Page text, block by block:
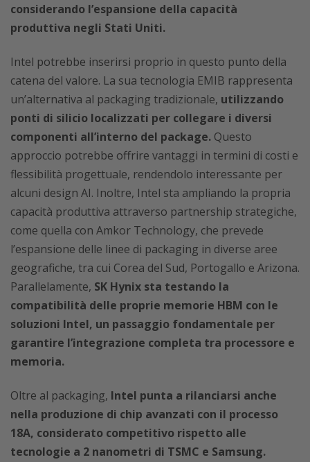
considerando l’espansione della capacità
produttiva negli Stati Uniti.
Intel potrebbe inserirsi proprio in questo punto della
catena del valore. La sua tecnologia EMIB rappresenta
un’alternativa al packaging tradizionale, utilizzando
ponti di silicio localizzati per collegare i diversi
componenti all’interno del package. Questo
approccio potrebbe offrire vantaggi in termini di costi e
flessibilità progettuale, rendendolo interessante per
alcuni design AI. Inoltre, Intel sta ampliando la propria
capacità produttiva attraverso partnership strategiche,
come quella con Amkor Technology, che prevede
l’espansione delle linee di packaging in diverse aree
geografiche, tra cui Corea del Sud, Portogallo e Arizona.
Parallelamente, SK Hynix sta testando la
compatibilità delle proprie memorie HBM con le
soluzioni Intel, un passaggio fondamentale per
garantire l’integrazione completa tra processore e
memoria.
Oltre al packaging, Intel punta a rilanciarsi anche
nella produzione di chip avanzati con il processo
18A, considerato competitivo rispetto alle
tecnologie a 2 nanometri di TSMC e Samsung.